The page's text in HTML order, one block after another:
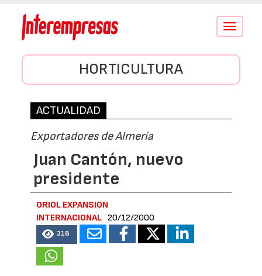
Conmutar
HORTICULTURA
ACTUALIDAD
Exportadores de Almería
Juan Cantón, nuevo
presidente
ORIOL EXPANSION
INTERNACIONAL 20/12/2000
318